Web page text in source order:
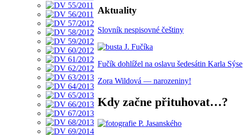
Aktuality
Slovník nespisovné češtiny
Fučík dohlížel na oslavu šedesátin Karla Sýse
Zora Wildová — narozeniny!
Kdy začne přituhovat…?